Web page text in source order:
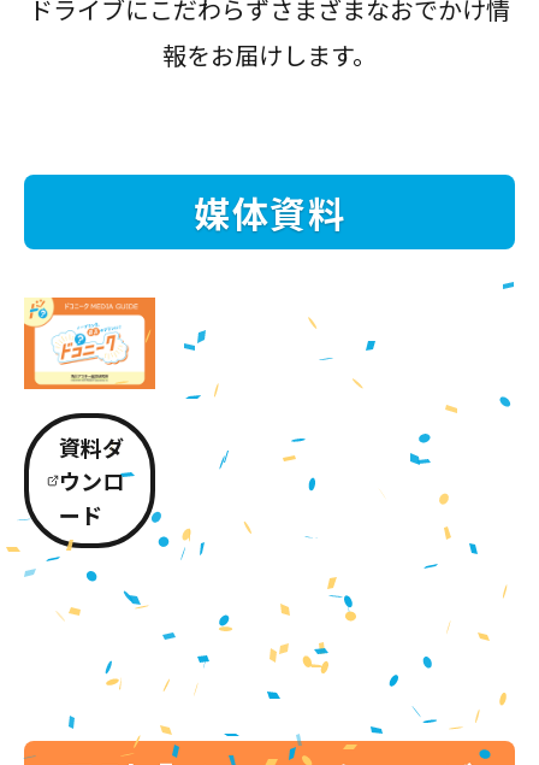
ドライブにこだわらずさまざまなおでかけ情
報をお届けします。
媒体資料
資料ダ
ウンロ
ード